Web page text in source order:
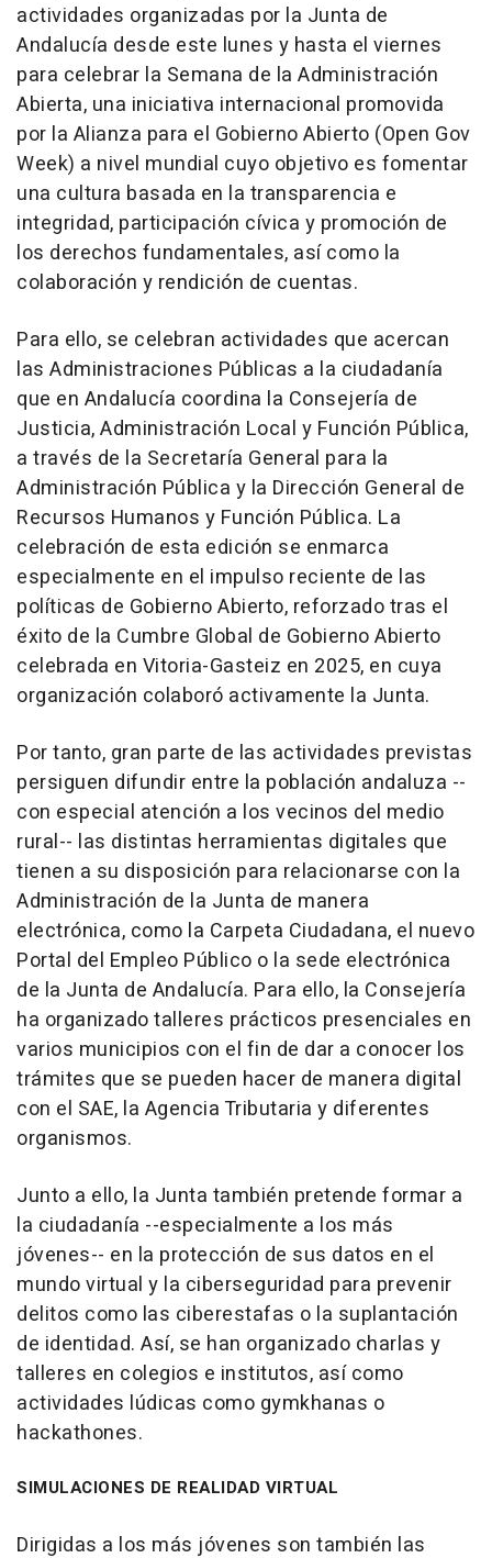
actividades organizadas por la Junta de
Andalucía desde este lunes y hasta el viernes
para celebrar la Semana de la Administración
Abierta, una iniciativa internacional promovida
por la Alianza para el Gobierno Abierto (Open Gov
Week) a nivel mundial cuyo objetivo es fomentar
una cultura basada en la transparencia e
integridad, participación cívica y promoción de
los derechos fundamentales, así como la
colaboración y rendición de cuentas.
Para ello, se celebran actividades que acercan
las Administraciones Públicas a la ciudadanía
que en Andalucía coordina la Consejería de
Justicia, Administración Local y Función Pública,
a través de la Secretaría General para la
Administración Pública y la Dirección General de
Recursos Humanos y Función Pública. La
celebración de esta edición se enmarca
especialmente en el impulso reciente de las
políticas de Gobierno Abierto, reforzado tras el
éxito de la Cumbre Global de Gobierno Abierto
celebrada en Vitoria-Gasteiz en 2025, en cuya
organización colaboró activamente la Junta.
Por tanto, gran parte de las actividades previstas
persiguen difundir entre la población andaluza --
con especial atención a los vecinos del medio
rural-- las distintas herramientas digitales que
tienen a su disposición para relacionarse con la
Administración de la Junta de manera
electrónica, como la Carpeta Ciudadana, el nuevo
Portal del Empleo Público o la sede electrónica
de la Junta de Andalucía. Para ello, la Consejería
ha organizado talleres prácticos presenciales en
varios municipios con el fin de dar a conocer los
trámites que se pueden hacer de manera digital
con el SAE, la Agencia Tributaria y diferentes
organismos.
Junto a ello, la Junta también pretende formar a
la ciudadanía --especialmente a los más
jóvenes-- en la protección de sus datos en el
mundo virtual y la ciberseguridad para prevenir
delitos como las ciberestafas o la suplantación
de identidad. Así, se han organizado charlas y
talleres en colegios e institutos, así como
actividades lúdicas como gymkhanas o
hackathones.
SIMULACIONES DE REALIDAD VIRTUAL
Dirigidas a los más jóvenes son también las